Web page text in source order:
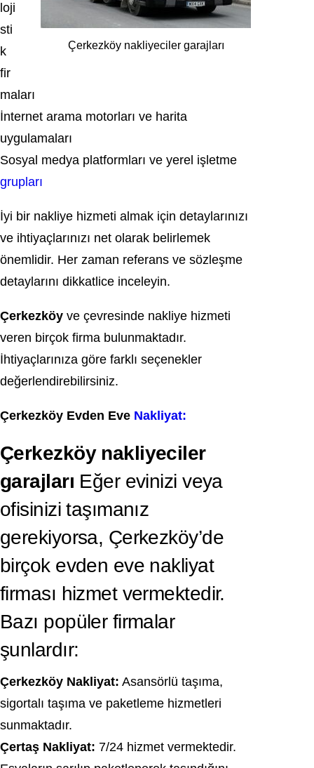
Çerkezköy nakliyeciler garajları
loji
sti
k
fir
maları
İnternet arama motorları ve harita
uygulamaları
Sosyal medya platformları ve yerel işletme
grupları
İyi bir nakliye hizmeti almak için detaylarınızı
ve ihtiyaçlarınızı net olarak belirlemek
önemlidir. Her zaman referans ve sözleşme
detaylarını dikkatlice inceleyin.
Çerkezköy ve çevresinde nakliye hizmeti
veren birçok firma bulunmaktadır.
İhtiyaçlarınıza göre farklı seçenekler
değerlendirebilirsiniz.
Çerkezköy Evden Eve Nakliyat:
Çerkezköy nakliyeciler
garajları Eğer evinizi veya
ofisinizi taşımanız
gerekiyorsa, Çerkezköy’de
birçok evden eve nakliyat
firması hizmet vermektedir.
Bazı popüler firmalar
şunlardır:
Çerkezköy Nakliyat: Asansörlü taşıma,
sigortalı taşıma ve paketleme hizmetleri
sunmaktadır.
Çertaş Nakliyat: 7/24 hizmet vermektedir.